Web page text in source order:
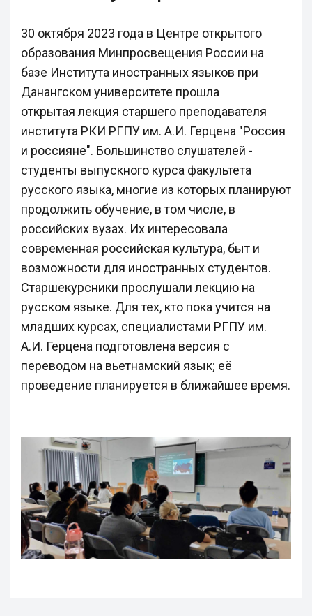
30 октября 2023 года в Центре открытого
образования Минпросвещения России на
базе Института иностранных языков при
Данангском университете прошла
открытая лекция старшего преподавателя
института РКИ РГПУ им. А.И. Герцена "Россия
и россияне". Большинство слушателей -
студенты выпускного курса факультета
русского языка, многие из которых планируют
продолжить обучение, в том числе, в
российских вузах. Их интересовала
современная российская культура, быт и
возможности для иностранных студентов.
Старшекурсники прослушали лекцию на
русском языке. Для тех, кто пока учится на
младших курсах, специалистами РГПУ им.
А.И. Герцена подготовлена версия с
переводом на вьетнамский язык; её
проведение планируется в ближайшее время.